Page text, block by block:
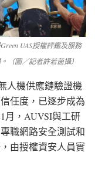
UAS授權評鑑及服務
（圖／記者許若茵攝）
人機供應鏈驗證機
任度，已逐步成為
月，AUVSI與工研
職網路安全測試和
由授權資安人員實